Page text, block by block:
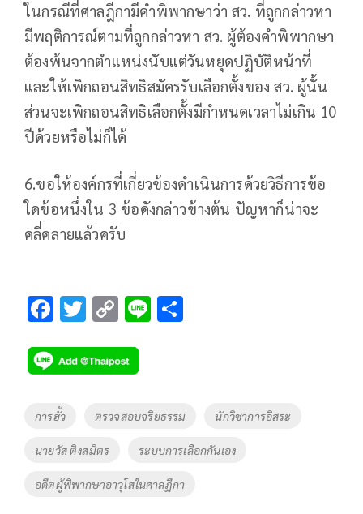
ในกรณีที่ศาลฎีกามีคำพิพากษาว่า สว. ที่ถูกกล่าวหา
มีพฤติการณ์ตามที่ถูกกล่าวหา สว. ผู้ต้องคำพิพากษา
ต้องพ้นจากตำแหน่งนับแต่วันหยุดปฏิบัติหน้าที่
และให้เพิกถอนสิทธิสมัครรับเลือกตั้งของ สว. ผู้นั้น
ส่วนจะเพิกถอนสิทธิเลือกตั้งมีกำหนดเวลาไม่เกิน 10
ปีด้วยหรือไม่ก็ได้
6.ขอให้องค์กรที่เกี่ยวข้องดำเนินการด้วยวิธีการข้อ
ใดข้อหนึ่งใน 3 ข้อดังกล่าวข้างต้น ปัญหาก็น่าจะ
คลี่คลายแล้วครับ
F
e
b
o
o
k
T
tt
er
C
p
y
Li
Li
Tags
การฮั้ว ตรวจสอบจริยธรรม นักวิชาการอิสระ
นายวัส ติงสมิตร ระบบการเลือกกันเอง
อดีตผู้พิพากษาอาวุโสในศาลฏีกา